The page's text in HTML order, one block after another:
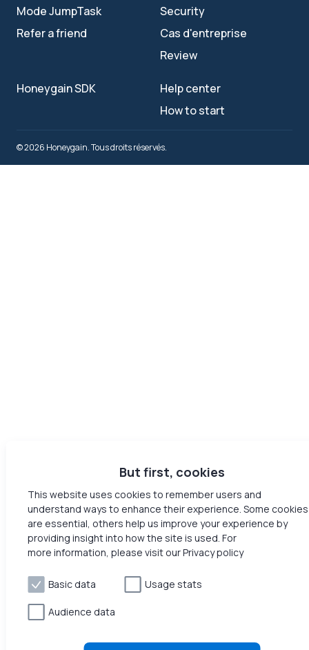
Mode JumpTask
Refer a friend
Security
Cas d'entreprise
Review
Honeygain SDK
Help center
How to start
© 2026 Honeygain. Tous droits réservés.
But first, cookies
This website uses cookies to remember users and
understand ways to enhance their experience. Some cookies
are essential, others help us improve your experience by
providing insight into how the site is used. For
more information, please visit our Privacy policy
Basic data Usage stats
Audience data